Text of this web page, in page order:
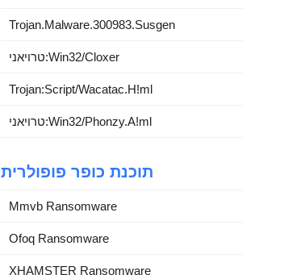
Trojan.Malware.300983.Susgen
טרויאני:Win32/Cloxer
Trojan:Script/Wacatac.H!ml
טרויאני:Win32/Phonzy.A!ml
תוכנת כופר פופולרית
Mmvb Ransomware
Ofoq Ransomware
XHAMSTER Ransomware